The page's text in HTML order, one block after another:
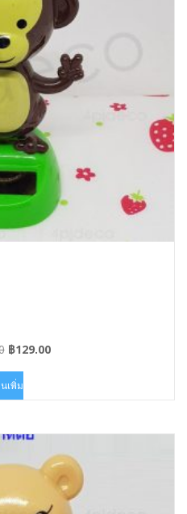
Original
was:
฿199.00.
฿129.00Current
เพิ่ม